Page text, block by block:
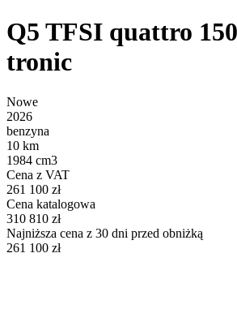
Q5 TFSI quattro
tronic
Nowe
2026
benzyna
10 km
1984 cm3
Cena z VAT
261 100 zł
Cena katalogowa
310 810 zł
Najniższa cena z 30 dni przed obniżką
261 100 zł